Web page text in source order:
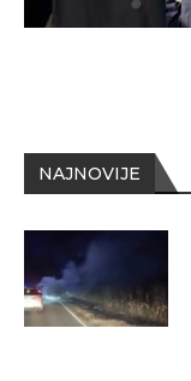
NAJNOVIJE